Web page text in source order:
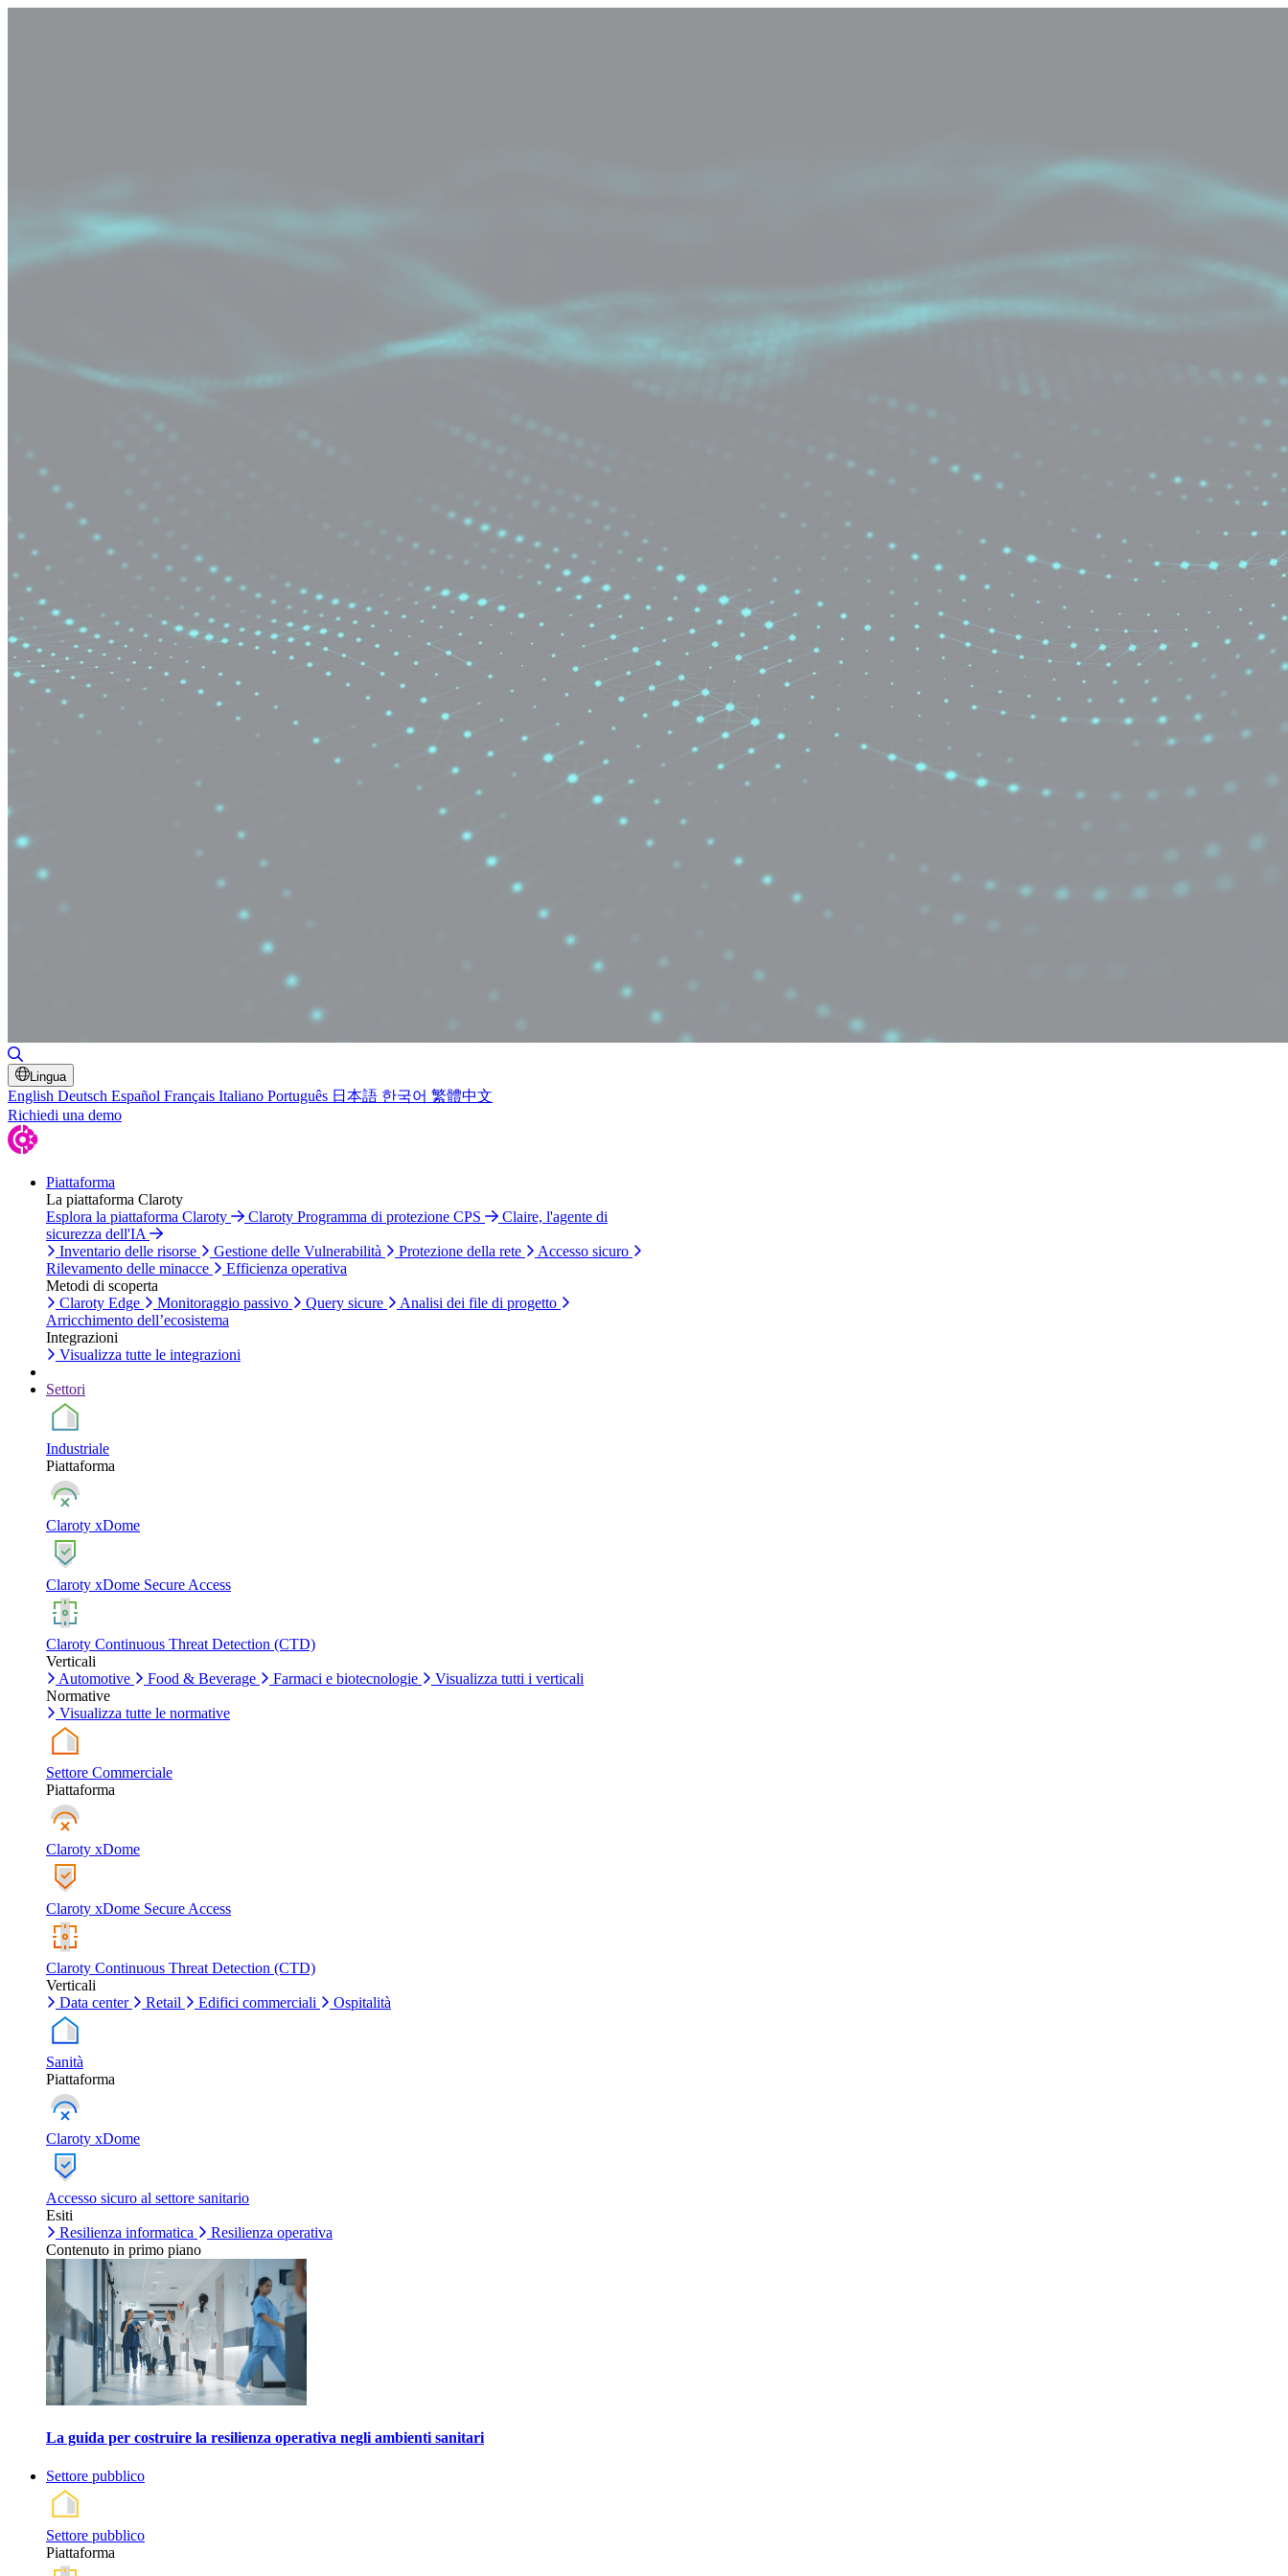
Lingua
English Deutsch Español Français Italiano Português 日本語 한국어 繁體中文
Richiedi una demo
Piattaforma
La piattaforma Claroty
Esplora la piattaforma Claroty
Claroty Programma di protezione CPS
Claire, l'agente di
sicurezza dell'IA
Inventario delle risorse
Gestione delle Vulnerabilità Protezione della rete
Accesso sicuro
Rilevamento delle minacce
Efficienza operativa
Metodi di scoperta
Claroty Edge
Monitoraggio passivo Query sicure
Analisi dei file di progetto
Arricchimento dell’ecosistema
Integrazioni
Visualizza tutte le integrazioni
Settori
Industriale
Piattaforma
Claroty xDome
Claroty xDome Secure Access
Claroty Continuous Threat Detection (CTD)
Verticali
Automotive
Food & Beverage Farmaci e biotecnologie
Visualizza tutti i verticali
Normative
Visualizza tutte le normative
Settore Commerciale
Piattaforma
Claroty xDome
Claroty xDome Secure Access
Claroty Continuous Threat Detection (CTD)
Verticali
Data center
Retail Edifici commerciali Ospitalità
Sanità
Piattaforma
Claroty xDome
Accesso sicuro al settore sanitario
Esiti
Resilienza informatica
Resilienza operativa
Contenuto in primo piano
La guida per costruire la resilienza operativa negli ambienti sanitari
Settore pubblico
Settore pubblico
Piattaforma